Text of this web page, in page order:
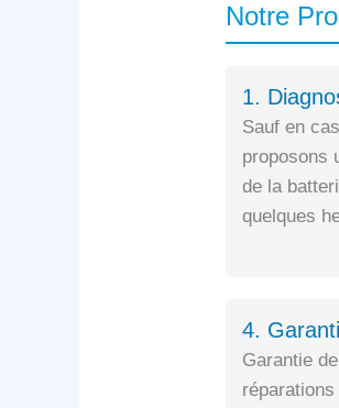
Notre
1.
Sauf en
proposons
de la
quelques
4.
Garantie